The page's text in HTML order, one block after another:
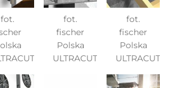
fot.
fot.
fischer
Polska
ULTRACUT
fot.
fischer
Polska
ULTRACUT